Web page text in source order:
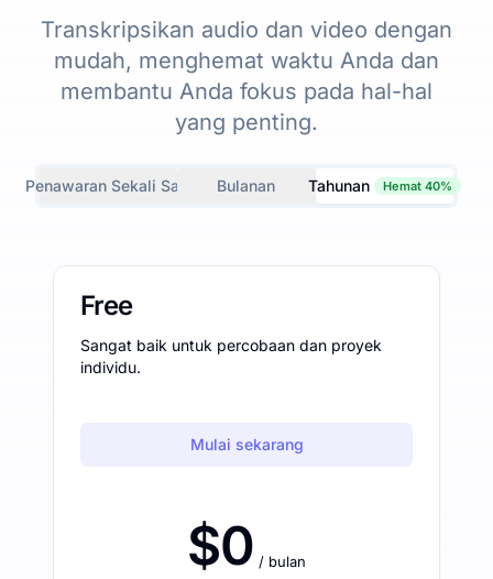
Transkripsikan audio dan video dengan
mudah, menghemat waktu Anda dan
membantu Anda fokus pada hal-hal
yang penting.
Penawaran Sekali Saja Bulanan Tahunan Hemat 40%
Free
Sangat baik untuk percobaan dan proyek
individu.
Mulai sekarang
$0 / bulan